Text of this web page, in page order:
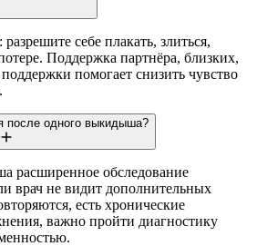
себе плакать, злиться,
Поддержка партнёра, близких,
помогает снизить чувство
после одного выкидыша?
расширенное обследование
врач не видит дополнительных
есть хронические
важно пройти диагностику